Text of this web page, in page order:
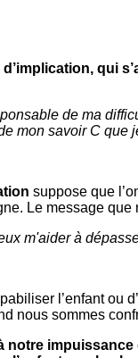
d’implication, qui
de ma
mon savoir C que
suppose que
Le message
m'aider à
l’enfant
nous sommes
notre